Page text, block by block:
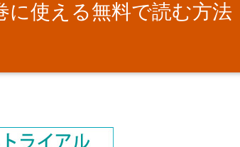
使える無料で読む方法